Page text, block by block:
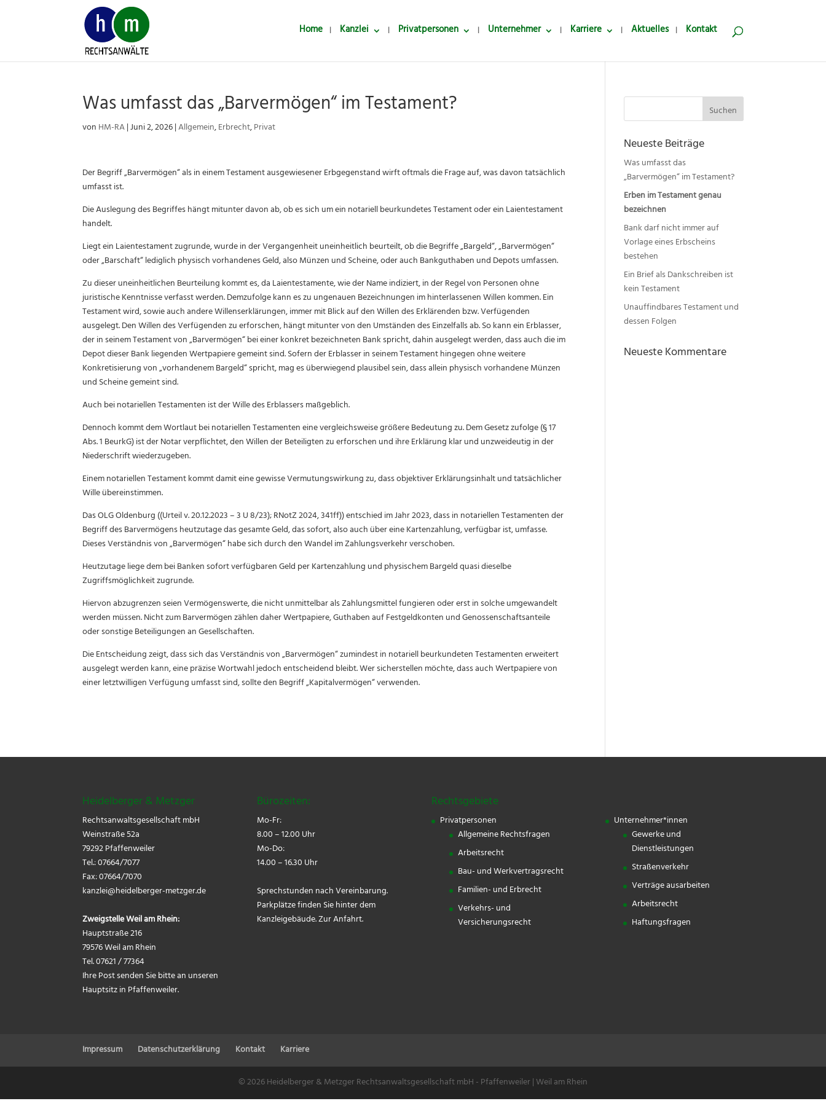
Home Kanzlei Privatpersonen Unternehmer Karriere Aktuelles Kontakt
Was umfasst das „Barvermögen“ im Testament?
vonHM-RA|Juni 2, 2026|Allgemein,Erbrecht,Privat
Der Begriff „Barvermögen“ als in einem Testament ausgewiesener Erbgegenstand wirft oftmals die Frage auf, was davon tatsächlich
umfasst ist.
Die Auslegung des Begriffes hängt mitunter davon ab, ob es sich um ein notariell beurkundetes Testament oder ein Laientestament
handelt.
Liegt ein Laientestament zugrunde, wurde in der Vergangenheit uneinheitlich beurteilt, ob die Begriffe „Bargeld“, „Barvermögen“
oder „Barschaft“ lediglich physisch vorhandenes Geld, also Münzen und Scheine, oder auch Bankguthaben und Depots umfassen.
Zu dieser uneinheitlichen Beurteilung kommt es, da Laientestamente, wie der Name indiziert, in der Regel von Personen ohne
juristische Kenntnisse verfasst werden. Demzufolge kann es zu ungenauen Bezeichnungen im hinterlassenen Willen kommen. Ein
Testament wird, sowie auch andere Willenserklärungen, immer mit Blick auf den Willen des Erklärenden bzw. Verfügenden
ausgelegt. Den Willen des Verfügenden zu erforschen, hängt mitunter von den Umständen des Einzelfalls ab. So kann ein Erblasser,
der in seinem Testament von „Barvermögen“ bei einer konkret bezeichneten Bank spricht, dahin ausgelegt werden, dass auch die im
Depot dieser Bank liegenden Wertpapiere gemeint sind. Sofern der Erblasser in seinem Testament hingegen ohne weitere
Konkretisierung von „vorhandenem Bargeld“ spricht, mag es überwiegend plausibel sein, dass allein physisch vorhandene Münzen
und Scheine gemeint sind.
Auch bei notariellen Testamenten ist der Wille des Erblassers maßgeblich.
Dennoch kommt dem Wortlaut bei notariellen Testamenten eine vergleichsweise größere Bedeutung zu. Dem Gesetz zufolge (§ 17
Abs. 1 BeurkG) ist der Notar verpflichtet, den Willen der Beteiligten zu erforschen und ihre Erklärung klar und unzweideutig in der
Niederschrift wiederzugeben.
Einem notariellen Testament kommt damit eine gewisse Vermutungswirkung zu, dass objektiver Erklärungsinhalt und tatsächlicher
Wille übereinstimmen.
Das OLG Oldenburg ((Urteil v. 20.12.2023 – 3 U 8/23); RNotZ 2024, 341ff)) entschied im Jahr 2023, dass in notariellen Testamenten der
Begriff des Barvermögens heutzutage das gesamte Geld, das sofort, also auch über eine Kartenzahlung, verfügbar ist, umfasse.
Dieses Verständnis von „Barvermögen“ habe sich durch den Wandel im Zahlungsverkehr verschoben.
Heutzutage liege dem bei Banken sofort verfügbaren Geld per Kartenzahlung und physischem Bargeld quasi dieselbe
Zugriffsmöglichkeit zugrunde.
Hiervon abzugrenzen seien Vermögenswerte, die nicht unmittelbar als Zahlungsmittel fungieren oder erst in solche umgewandelt
werden müssen. Nicht zum Barvermögen zählen daher Wertpapiere, Guthaben auf Festgeldkonten und Genossenschaftsanteile
oder sonstige Beteiligungen an Gesellschaften.
Die Entscheidung zeigt, dass sich das Verständnis von „Barvermögen“ zumindest in notariell beurkundeten Testamenten erweitert
ausgelegt werden kann, eine präzise Wortwahl jedoch entscheidend bleibt. Wer sicherstellen möchte, dass auch Wertpapiere von
einer letztwilligen Verfügung umfasst sind, sollte den Begriff „Kapitalvermögen“ verwenden.
Suchen
Neueste Beiträge
Was umfasst das
„Barvermögen“ im Testament?
Erben im Testament genau
bezeichnen
Bank darf nicht immer auf
Vorlage eines Erbscheins
bestehen
Ein Brief als Dankschreiben ist
kein Testament
Unauffindbares Testament und
dessen Folgen
Neueste Kommentare
Heidelberger & Metzger
Rechtsanwaltsgesellschaft mbH
Weinstraße 52a
79292 Pfaffenweiler
Tel.: 07664/7077
Fax: 07664/7070
kanzlei@heidelberger-metzger.de
Zweigstelle Weil am Rhein:
Hauptstraße 216
79576 Weil am Rhein
Tel. 07621 / 77364
Ihre Post senden Sie bitte an unseren
Hauptsitz in Pfaffenweiler.
Bürozeiten:
Mo-Fr:
8.00 – 12.00 Uhr
Mo-Do:
14.00 – 16.30 Uhr
Sprechstunden nach Vereinbarung.
Parkplätze finden Sie hinter dem
Kanzleigebäude.Zur Anfahrt.
Rechtsgebiete
Privatpersonen
Allgemeine Rechtsfragen
Arbeitsrecht
Bau- und Werkvertragsrecht
Familien- und Erbrecht
Verkehrs- und
Versicherungsrecht
Unternehmer*innen
Gewerke und
Dienstleistungen
Straßenverkehr
Verträge ausarbeiten
Arbeitsrecht
Haftungsfragen
Impressum Datenschutzerklärung Kontakt
Karriere
©2026Heidelberger & Metzger Rechtsanwaltsgesellschaft mbH - Pfaffenweiler | Weil am Rhein